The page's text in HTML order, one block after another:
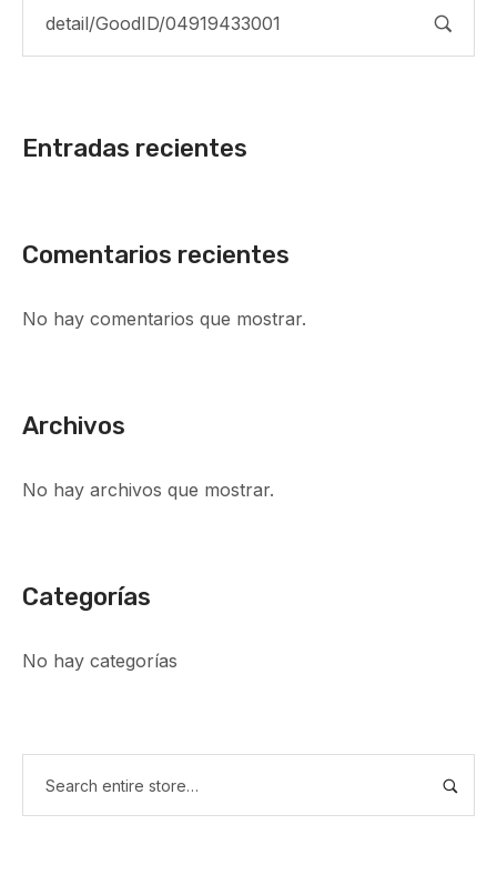
Entradas recientes
Comentarios recientes
No hay comentarios que mostrar.
Archivos
No hay archivos que mostrar.
Categorías
No hay categorías